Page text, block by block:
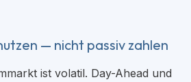
— nicht passiv zahlen
ist volatil. Day-Ahead und